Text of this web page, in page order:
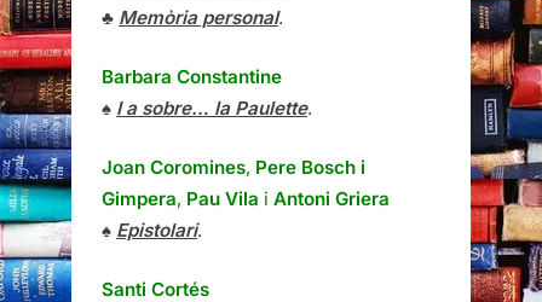
♣ Memòria personal.
Barbara Constantine
♠ I a sobre… la Paulette.
Joan Coromines, Pere Bosch i
Gimpera, Pau Vila i Antoni Griera
♠ Epistolari.
Santi Cortés